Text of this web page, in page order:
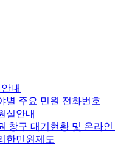
내
별 주요 민원 전화번호
실안내
창구 대기현황 및 온라
한민원제도